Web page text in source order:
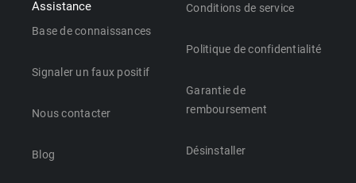
Assistance
Base de connaissances
Signaler un faux positif
Nous contacter
Blog
Conditions de service
Politique de confidentialité
Garantie de
remboursement
Désinstaller